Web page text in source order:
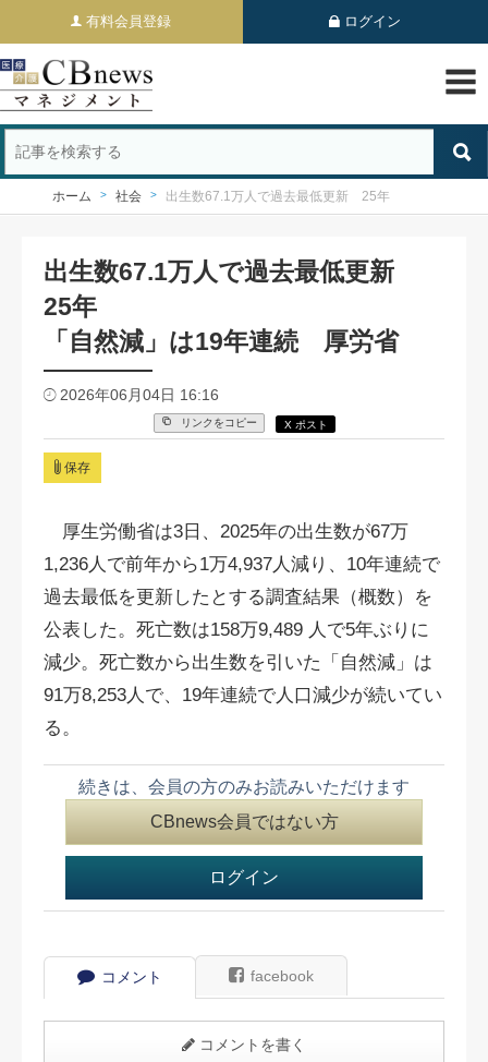
有料会員登録 ログイン
ホーム 社会 出生数67.1万人で過去最低更新 25年
出生数67.1万人で過去最低更新
25年
「自然減」は19年連続 厚労省
2026年06月04日 16:16
リンクをコピー X ポスト
保存
厚生労働省は3日、2025年の出生数が67万
1,236人で前年から1万4,937人減り、10年連続で
過去最低を更新したとする調査結果（概数）を
公表した。死亡数は158万9,489 人で5年ぶりに
減少。死亡数から出生数を引いた「自然減」は
91万8,253人で、19年連続で人口減少が続いてい
る。
続きは、会員の方のみお読みいただけます
CBnews会員ではない方
ログイン
コメント facebook
コメントを書く